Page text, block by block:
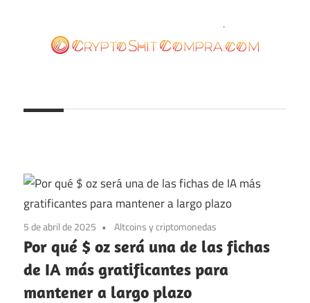
contenido
5 de abril de 2025 Altcoins y criptomonedas
Por qué $ oz será una de las fichas
de IA más gratificantes para
mantener a largo plazo